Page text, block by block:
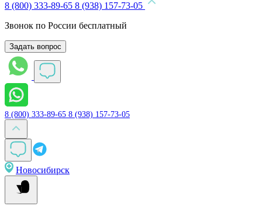
8 (800) 333-89-65 8 (938) 157-73-05
Звонок по России бесплатный
Задать вопрос
8 (800) 333-89-65 8 (938) 157-73-05
Новосибирск